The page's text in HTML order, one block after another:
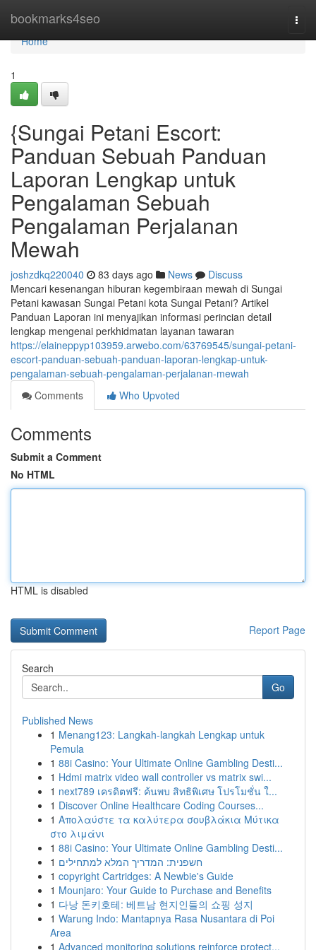
bookmarks4seo
Home
Home
1
{Sungai Petani Escort:
Panduan Sebuah Panduan
Laporan Lengkap untuk
Pengalaman Sebuah
Pengalaman Perjalanan
Mewah
joshzdkq220040 83 days ago News
Discuss
Mencari kesenangan hiburan kegembiraan mewah di Sungai
Petani kawasan Sungai Petani kota Sungai Petani? Artikel
Panduan Laporan ini menyajikan informasi perincian detail
lengkap mengenai perkhidmatan layanan tawaran
https://elaineppyp103959.arwebo.com/63769545/sungai-petani-
escort-panduan-sebuah-panduan-laporan-lengkap-untuk-
pengalaman-sebuah-pengalaman-perjalanan-mewah
Comments
Who Upvoted
Comments
Submit a Comment
No HTML
HTML is disabled
Report Page
Search
Go
Published News
1 Menang123: Langkah-langkah Lengkap untuk
Pemula
1 88i Casino: Your Ultimate Online Gambling Desti...
1 Hdmi matrix video wall controller vs matrix swi...
1 next789 เครดิตฟรี: ค้นพบ สิทธิพิเศษ โปรโมชั่น ใ...
1 Discover Online Healthcare Coding Courses...
1 Απολαύστε τα καλύτερα σουβλάκια Μύτικα
στο λιμάνι
1 88i Casino: Your Ultimate Online Gambling Desti...
1 חשפנית: המדריך המלא למתחילים
1 copyright Cartridges: A Newbie's Guide
1 Mounjaro: Your Guide to Purchase and Benefits
1 다낭 돈키호테: 베트남 현지인들의 쇼핑 성지
1 Warung Indo: Mantapnya Rasa Nusantara di Poi
Area
1 Advanced monitoring solutions reinforce protect...